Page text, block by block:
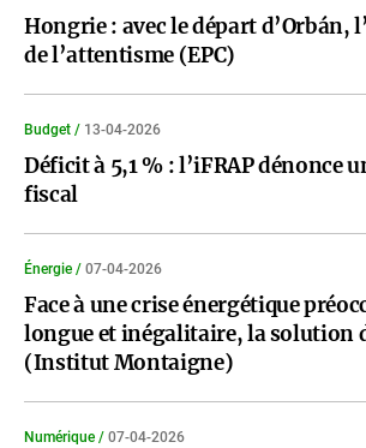
Hongrie : avec le départ d’Orbán,
de l’attentisme (EPC)
Budget / 13-04-2026
Déficit à 5,1 % : l’iFRAP
fiscal
Énergie / 07-04-2026
Face à une crise énergétique
longue et inégalitaire, la solution
(Institut Montaigne)
Numérique / 07-04-2026